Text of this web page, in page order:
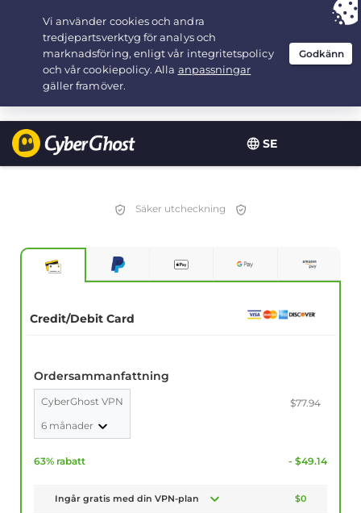
SE
Your choice: The Best Deal for 1.25-years at $
Säker utcheckning
Credit/Debit Card
Ordersammanfattning
CyberGhost VPN
6 månader
$77.94
63% rabatt - $49.14
Ingår gratis med din VPN-plan $0